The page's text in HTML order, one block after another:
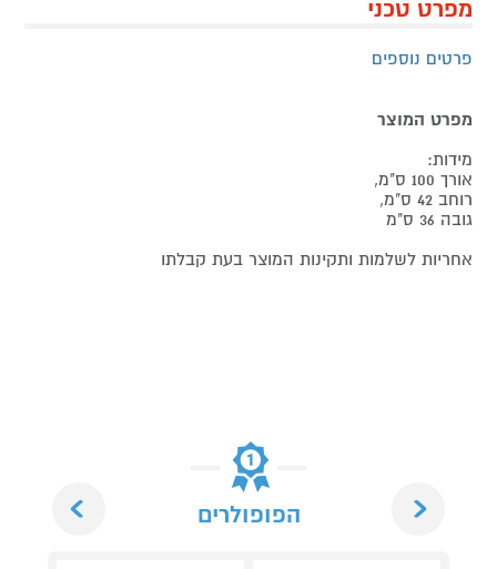
מפרט טכני
פרטים נוספים
מפרט המוצר
מידות:
אורך 100 ס"מ,
רוחב 42 ס"מ,
גובה 36 ס"מ
אחריות לשלמות ותקינות המוצר בעת קבלתו
הפופולרים